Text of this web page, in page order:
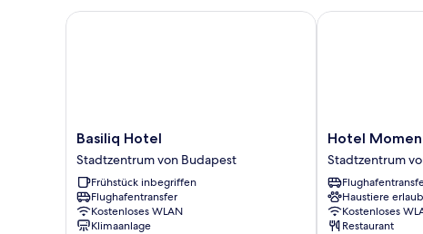
Basiliq
Hotel
Stadtzentrum
von
Budapest
Basiliq Hotel
Stadtzentrum von Budapest
Frühstück inbegriffen
Flughafentransfer
Kostenloses WLAN
Klimaanlage
Basiliq Hotel
Hotel
Moments
Budapest
Stadtzentrum
von
Budapest
Hotel
Stadtzentrum
Haustiere
Kostenloses
Restaurant
Hotel Moments